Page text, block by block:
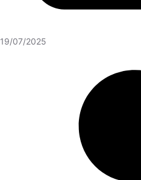
19/07/2025